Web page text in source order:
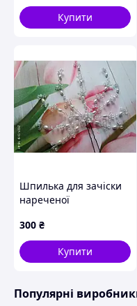
Купити
Шпилька для зачіски
нареченої
300 ₴
Купити
Популярні